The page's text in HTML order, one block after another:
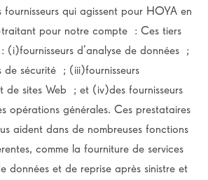
fournisseurs qui agissent pour HOYA en
pour notre compte : Ces tiers
(i)fournisseurs d’analyse de données ;
de sécurité ; (iii)fournisseurs
de sites Web ; et (iv)des fournisseurs
opérations générales. Ces prestataires
aident dans de nombreuses fonctions
comme la fourniture de services
données et de reprise après sinistre et